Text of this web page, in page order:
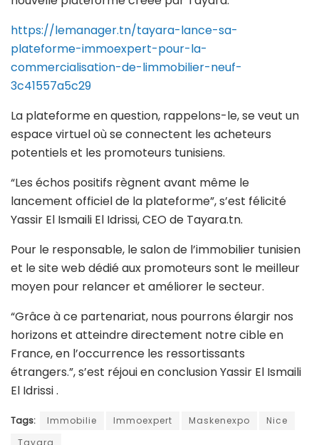
https://lemanager.tn/tayara-lance-sa-
plateforme-immoexpert-pour-la-
commercialisation-de-limmobilier-neuf-
3c41557a5c29
La plateforme en question, rappelons-le, se veut un
espace virtuel où se connectent les acheteurs
potentiels et les promoteurs tunisiens.
“Les échos positifs règnent avant même le
lancement officiel de la plateforme”, s’est félicité
Yassir El Ismaili El Idrissi, CEO de Tayara.tn.
Pour le responsable, le salon de l’immobilier tunisien
et le site web dédié aux promoteurs sont le meilleur
moyen pour relancer et améliorer le secteur.
“Grâce à ce partenariat, nous pourrons élargir nos
horizons et atteindre directement notre cible en
France, en l’occurrence les ressortissants
étrangers.”, s’est réjoui en conclusion Yassir El Ismaili
El Idrissi .
Tags: Immobilie Immoexpert Maskenexpo
Nice
Tayara